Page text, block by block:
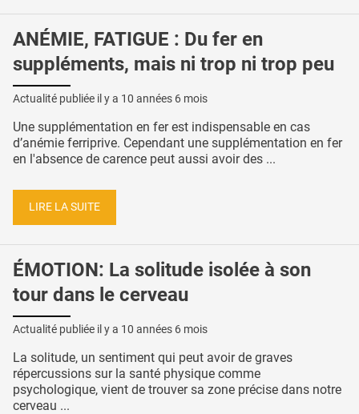
ANÉMIE, FATIGUE : Du fer en
suppléments, mais ni trop ni trop peu
Actualité publiée il y a 10 années 6 mois
Une supplémentation en fer est indispensable en cas
d’anémie ferriprive. Cependant une supplémentation en fer
en l'absence de carence peut aussi avoir des ...
LIRE LA SUITE
ÉMOTION: La solitude isolée à son
tour dans le cerveau
Actualité publiée il y a 10 années 6 mois
La solitude, un sentiment qui peut avoir de graves
répercussions sur la santé physique comme
psychologique, vient de trouver sa zone précise dans notre
cerveau ...